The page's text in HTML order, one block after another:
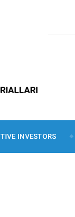
INVESTORS